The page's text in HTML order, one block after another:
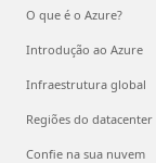
O que é o Azure?
Introdução ao Azure
Infraestrutura global
Regiões do datacenter
Confie na sua nuvem